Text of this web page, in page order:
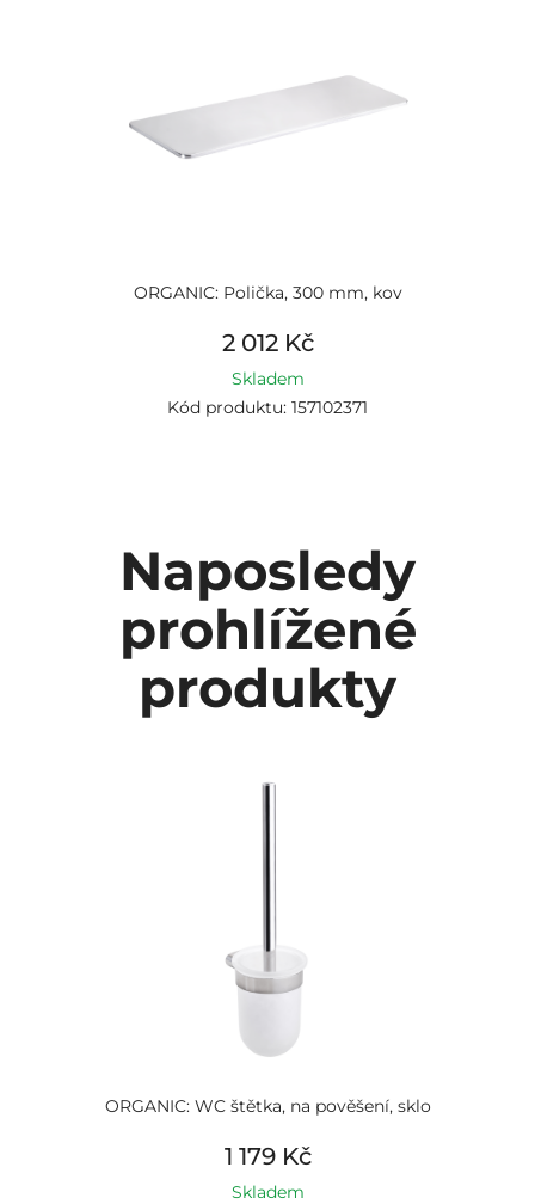
ORGANIC: Polička, 300 mm, kov
2 012 Kč
Skladem
Kód produktu: 157102371
Naposledy
prohlížené
produkty
ORGANIC: WC štětka, na pověšení, sklo
1 179 Kč
Skladem